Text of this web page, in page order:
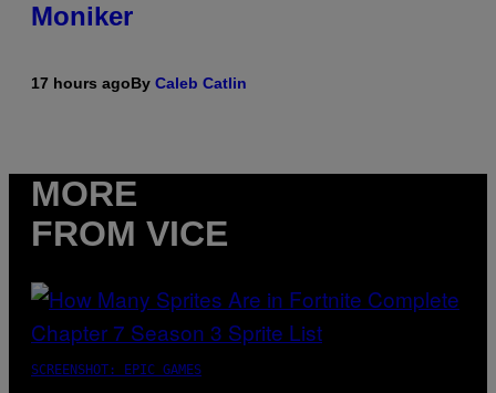
Moniker
17 hours agoBy Caleb Catlin
MORE
FROM VICE
SCREENSHOT: EPIC GAMES